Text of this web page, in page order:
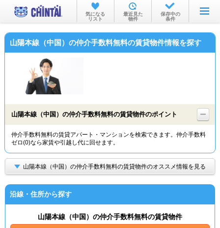
お部屋を探す
沿線・駅から
物件特集から
TOP
気になる
リスト
最近見た
物件
保存中の
条件
山陽本線（中国）の仲介手数料無料の賃貸物件情報を探す
山陽本線（中国）の仲介手数料無料の賃貸物件のポイント
仲介手数料無料の賃貸アパート・マンションを検索できます。仲介手数料
ゼロ(0)なら家賃や引越し代に回せます。
山陽本線（中国）の仲介手数料無料の賃貸物件のオススメ情報を見る
沿線・住所から探す
山陽本線（中国）の仲介手数料無料の賃貸物件